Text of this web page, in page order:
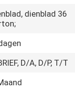
dienblad 36
D/A, D/P, T/T